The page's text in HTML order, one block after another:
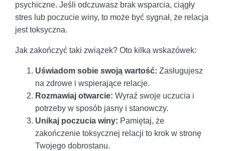
psychiczne. Jeśli odczuwasz brak wsparcia, ciągły
stres lub poczucie winy, to może być sygnał, że relacja
jest toksyczna.
Jak zakończyć taki związek? Oto kilka wskazówek:
Uświadom sobie swoją wartość: Zasługujesz
na zdrowe i wspierające relacje.
Rozmawiaj otwarcie: Wyraź swoje uczucia i
potrzeby w sposób jasny i stanowczy.
Unikaj poczucia winy: Pamiętaj, że
zakończenie toksycznej relacji to krok w stronę
Twojego dobrostanu.